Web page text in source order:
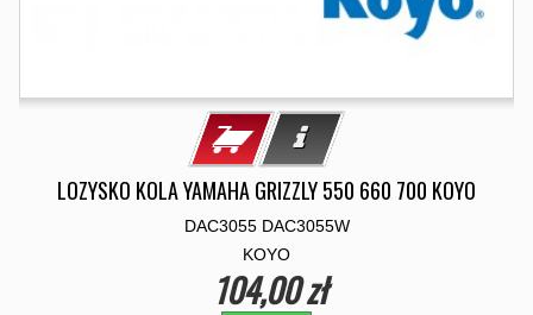
LOZYSKO KOLA YAMAHA GRIZZLY 550 660 700 KOYO
DAC3055 DAC3055W
KOYO
104,00 zł